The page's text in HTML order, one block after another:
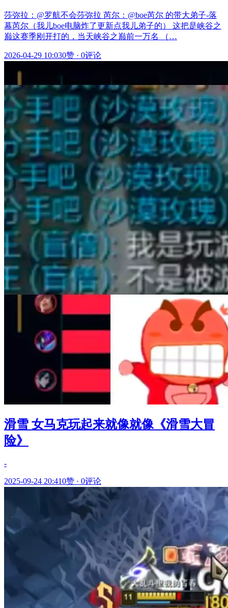
莎弥拉：@罗航不会莎弥拉 芮尔：@boe芮尔 的带大弟子-落
幕芮尔（我儿boe电脑炸了更新点我儿弟子的） 这把是峡谷之
巅这赛季刚开打的，当天峡谷之巅前一万名 （…
2026-04-29 10:030赞 · 0评论
滑雪 女马克玩起来就像就像《滑雪大冒
险》
-
2025-09-24 20:410赞 · 0评论